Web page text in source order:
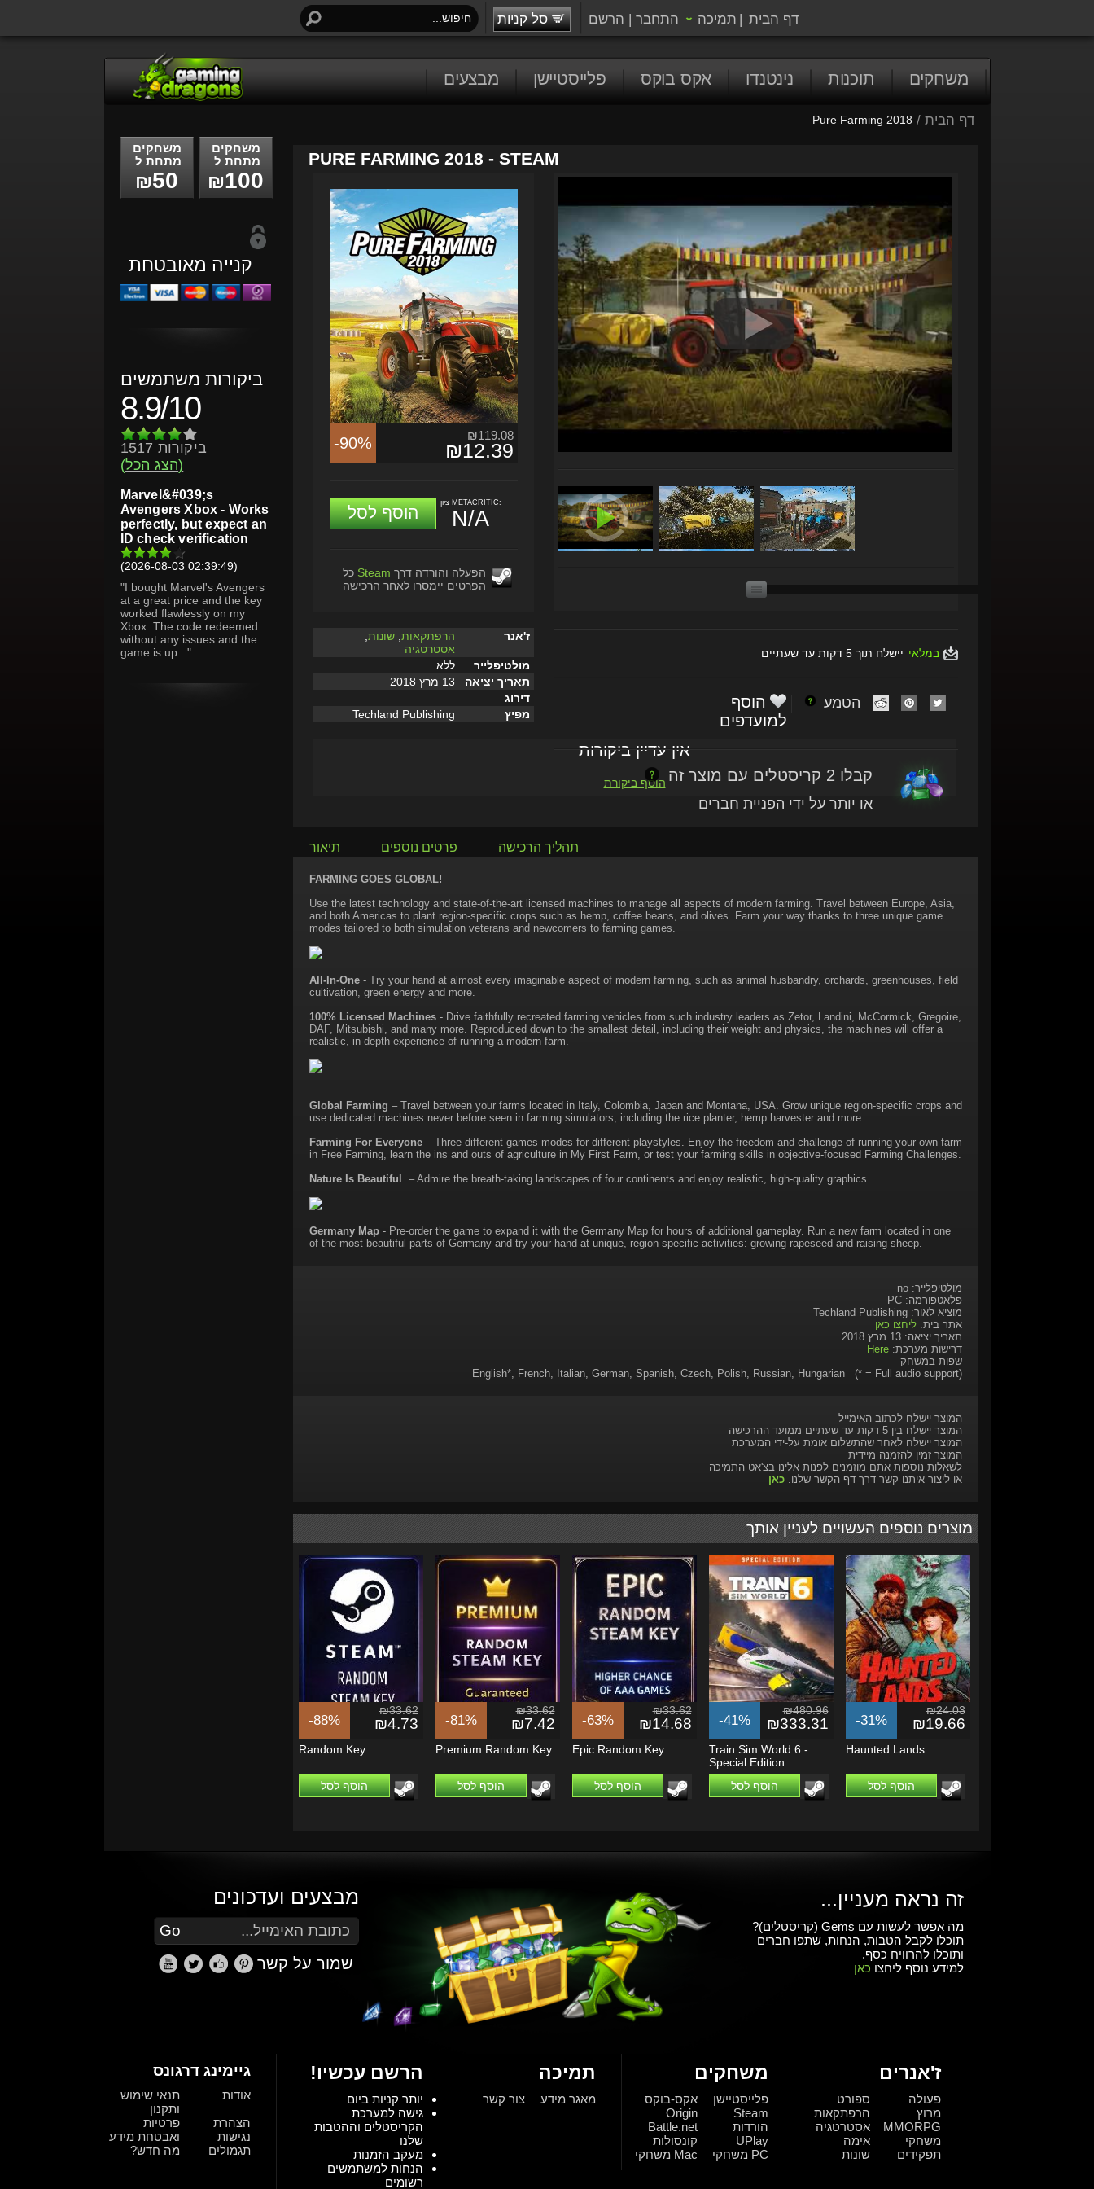
דף הבית | תמיכה התחבר | הרשם סל קניות
מבצעים פלייסטיישן אקס בוקס נינטנדו תוכנות משחקים
דף הבית /
Pure Farming 2018
משחקים
מתחת ל
₪50
משחקים
מתחת ל
₪100
קנייה מאובטחת
ביקורות משתמשים
8.9/10
1517 ביקורות
(הצג הכל)
Marvel&#039;s
Avengers Xbox - Works
perfectly, but expect an
ID check verification
(2026-08-03 02:39:49)
"I bought Marvel's Avengers
at a great price and the key
worked flawlessly on my
Xbox. The code redeemed
without any issues and the
game is up..."
PURE FARMING 2018 - STEAM
-90% ₪119.08
₪12.39
הוסף לסל
ציון METACRITIC:
N/A
הפעלה והורדה דרך Steam כל
הפרטים יימסרו לאחר הרכישה
ז'אנר הרפתקאות, שונות,
אסטרטגיה
מולטיפלייר
ללא
תאריך יציאה
13 מרץ 2018
דירוג
מפיץ
Techland Publishing
אין עדיין ביקורות
הוסף ביקורת
במלאי יישלח תוך 5 דקות עד שעתיים
הטמע
הוסף
למועדפים
קבלו 2 קריסטלים עם מוצר זה
או יותר על ידי הפניית חברים
תיאור פרטים נוספים תהליך הרכישה
FARMING GOES GLOBAL!
Use the latest technology and state-of-the-art licensed machines to manage all aspects of modern farming. Travel between Europe, Asia,
and both Americas to plant region-specific crops such as hemp, coffee beans, and olives. Farm your way thanks to three unique game
modes tailored to both simulation veterans and newcomers to farming games.
All-In-One- Try your hand at almost every imaginable aspect of modern farming, such as animal husbandry, orchards, greenhouses, field
cultivation, green energy and more.
100% Licensed Machines- Drive faithfully recreated farming vehicles from such industry leaders as Zetor, Landini, McCormick, Gregoire,
DAF, Mitsubishi, and many more. Reproduced down to the smallest detail, including their weight and physics, the machines will offer a
realistic, in-depth experience of running a modern farm.
Global Farming – Travel between your farms located in Italy, Colombia, Japan and Montana, USA. Grow unique region-specific crops and
use dedicated machines never before seen in farming simulators, including the rice planter, hemp harvester and more.
Farming For Everyone – Three different games modes for different playstyles. Enjoy the freedom and challenge of running your own farm
in Free Farming, learn the ins and outs of agriculture in My First Farm, or test your farming skills in objective-focused Farming Challenges.
Nature Is Beautiful
– Admire the breath-taking landscapes of four continents and enjoy realistic, high-quality graphics.
Germany Map- Pre-order the game to expand it with the Germany Map for hours of additional gameplay. Run a new farm located in one
of the most beautiful parts of Germany and try your hand at unique, region-specific activities: growing rapeseed and raising sheep.
מולטיפלייר: no
פלאטפורמה: PC
מוציא לאור: Techland Publishing
אתר בית:ליחצו כאן
תאריך יציאה: 13 מרץ 2018
דרישות מערכת:Here
שפות במשחק
English*, French, Italian, German, Spanish, Czech, Polish, Russian, Hungarian (* = Full audio support)
המוצר יישלח לכתוב האימייל
המוצר יישלח בין 5 דקות עד שעתיים ממועד ההרכישה
המוצר יישלח לאחר שהתשלום אומת על-ידי המערכת
המוצר זמין להזמנה מיידית
לשאלות נוספות אתם מוזמנים לפנות אלינו בצ'אט התמיכה
או ליצור איתנו קשר דרך דף הקשר שלנו.כאן
מוצרים נוספים העשויים לעניין אותך
-88%
₪33.62
₪4.73
Random Key
הוסף לסל
-81%
₪33.62
₪7.42
Premium Random Key
הוסף לסל
-63%
₪33.62
₪14.68
Epic Random Key
הוסף לסל
-41%
₪480.96
₪333.31
Train Sim World 6 -
Special Edition
הוסף לסל
-31%
₪24.03
₪19.66
Haunted Lands
הוסף לסל
מבצעים ועדכונים
הזן את כתובת הדוא"ל שלך כדי להירשם לעדכונים ומבצעים
Go
שמור על קשר
זה נראה מעניין...
מה אפשר לעשות עם Gems (קריסטלים)?
תוכלו לקבל הטבות, הנחות, שתפו חברים
ותוכלו להרוויח כסף.
למידע נוסף ליחצו כאן
גיימינג דרגונס
אודות
תנאי שימוש
ותקנון
הצהרת
נגישות
פרטיות
ואבטחת מידע
תגמולים
מה חדש?
הרשם עכשיו!
יותר קניות ביום
גישה למערכת
הקריסטלים וההטבות
שלנו
מעקב הזמנות
הנחות למשתמשים
רשומים
תמיכה
מאגר מידע צור קשר
משחקים
פלייסטיישן
אקס-בוקס
Steam
Origin
הורדות
Battle.net
UPlay
קונסולות
PC משחקי
Mac משחקי
ז'אנרים
פעולה
ספורט
מרוץ
הרפתקאות
MMORPG
אסטרטגיה
משחקי
תפקידים
אימה
שונות